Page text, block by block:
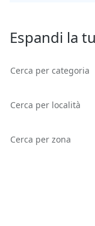
Espandi la
Cerca per categoria
Cerca per località
Cerca per zona